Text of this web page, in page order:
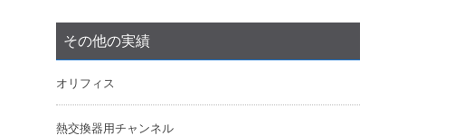
その他の実績
オリフィス
熱交換器用チャンネル